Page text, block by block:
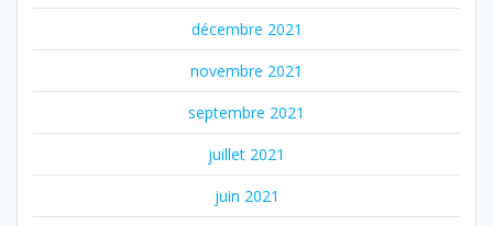
décembre 2021
novembre 2021
septembre 2021
juillet 2021
juin 2021